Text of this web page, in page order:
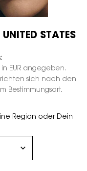
Clutch 200 + Lines
STATES
EUR angegeben.
sich nach den
Bestimmungsort.
Region oder Dein